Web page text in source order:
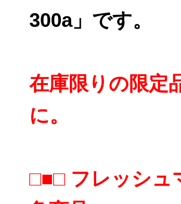
300a」です。
在庫限りの限定
に。
□■□ フレッシュ